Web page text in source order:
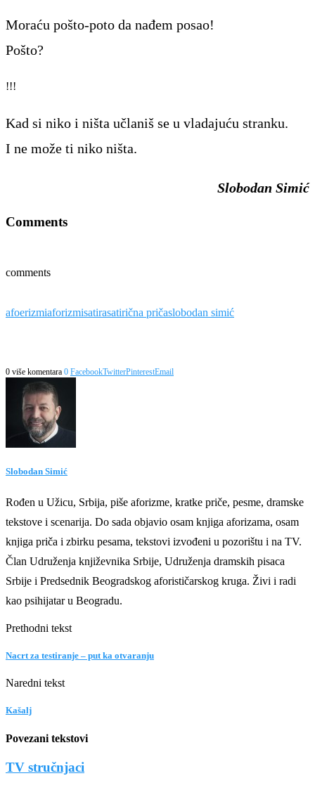
Moraću pošto-poto da nađem posao!
Pošto?
!!!
Kad si niko i ništa učlaniš se u vladajuću stranku.
I ne može ti niko ništa.
Slobodan Simić
Comments
comments
afoerizmiaforizmisatirasatirična pričaslobodan simić
0 više komentara 0 FacebookTwitterPinterestEmail
Slobodan Simić
Rođen u Užicu, Srbija, piše aforizme, kratke priče, pesme, dramske
tekstove i scenarija. Do sada objavio osam knjiga aforizama, osam
knjiga priča i zbirku pesama, tekstovi izvođeni u pozorištu i na TV.
Član Udruženja književnika Srbije, Udruženja dramskih pisaca
Srbije i Predsednik Beogradskog aforističarskog kruga. Živi i radi
kao psihijatar u Beogradu.
Prethodni tekst
Nacrt za testiranje – put ka otvaranju
Naredni tekst
Kašalj
Povezani tekstovi
TV stručnjaci